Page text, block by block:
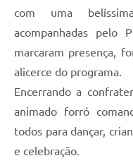
com uma
acompanhadas pelo
marcaram presença,
alicerce do programa.
Encerrando a
animado forró
todos para dançar,
e celebração.